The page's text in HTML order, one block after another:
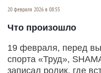
20 февраля 2026 в 08:55
Что произошло
19 февраля, перед
спорта «Труд»,
записал ролик, где